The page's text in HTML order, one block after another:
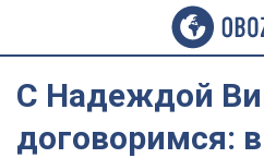
С Надеждой
договоримся: